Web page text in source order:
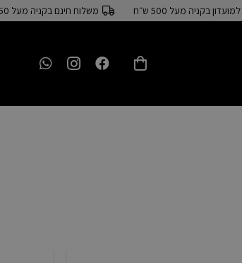
בקניה מעל 500 ש״ח משלוח חינם בקניה מעל 250 ש״ח (לרוב הארץ)